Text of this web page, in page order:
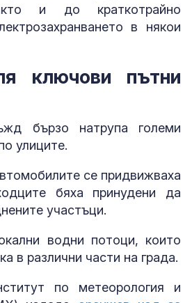
и до краткотрайно
в някои
ключови пътни
бързо натрупа големи
улиците.
се придвижваха
бяха принудени да
участъци.
водни потоци, които
в различни части на града.
по метеорология и